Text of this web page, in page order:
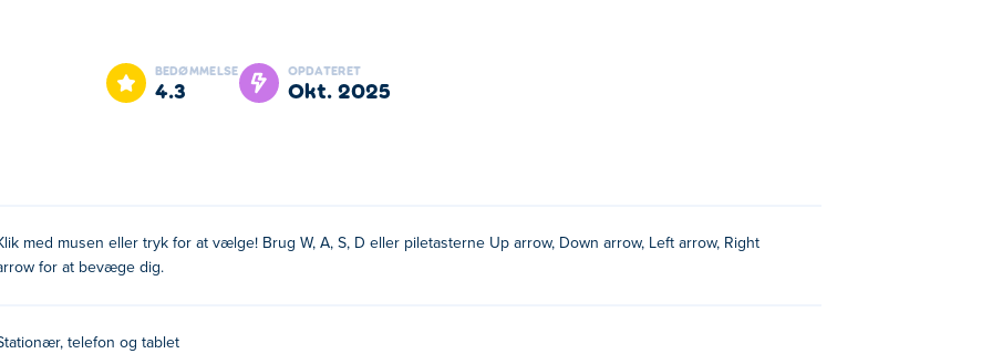
kørsel kun er begyndelsen! Saml passagerer op i byen, sæt dem af ved strandresortet, og hjælp dem
og udvid dit kystimperium i dag!
piletasterne eller joysticket til at bevæge dig.
deres andre spil på Poki:
BEDØMMELSE
4.3
OPDATERET
okt. 2025
med musen eller tryk for at vælge! Brug W, A, S, D eller piletasterne Up arrow, Down arrow, Left arrow, Right
for at bevæge dig.
telefon og tablet